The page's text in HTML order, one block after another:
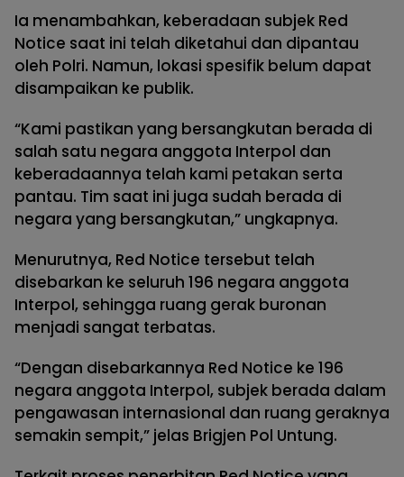
Ia menambahkan, keberadaan subjek Red
Notice saat ini telah diketahui dan dipantau
oleh Polri. Namun, lokasi spesifik belum dapat
disampaikan ke publik.
“Kami pastikan yang bersangkutan berada di
salah satu negara anggota Interpol dan
keberadaannya telah kami petakan serta
pantau. Tim saat ini juga sudah berada di
negara yang bersangkutan,” ungkapnya.
Menurutnya, Red Notice tersebut telah
disebarkan ke seluruh 196 negara anggota
Interpol, sehingga ruang gerak buronan
menjadi sangat terbatas.
“Dengan disebarkannya Red Notice ke 196
negara anggota Interpol, subjek berada dalam
pengawasan internasional dan ruang geraknya
semakin sempit,” jelas Brigjen Pol Untung.